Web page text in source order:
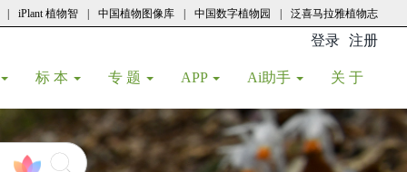
iPlant 植物智 中国植物图像库 中国数字植物园 泛喜马拉雅植物志
登录 注册
标 本 专 题 APP Ai助手 关 于